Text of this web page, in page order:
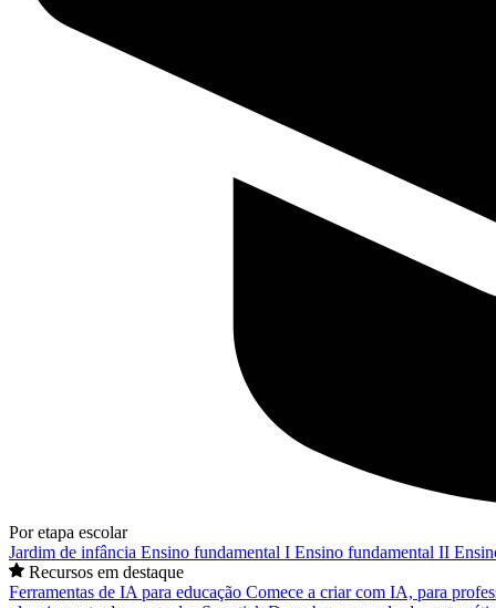
Por etapa escolar
Jardim de infância Ensino fundamental I Ensino fundamental II
Recursos em destaque
Ferramentas de IA para educação Comece a criar com IA, para